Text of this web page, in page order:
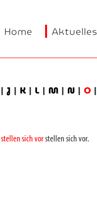
Home Aktuelles
|J | K |L |M |N |O |
sich vorstellen sich vor.